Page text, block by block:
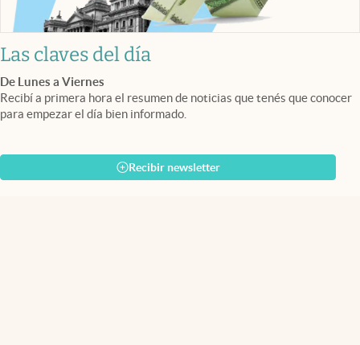
Las claves del día
De Lunes a Viernes
Recibí a primera hora el resumen de noticias que tenés que conocer
para empezar el día bien informado.
Recibir newsletter